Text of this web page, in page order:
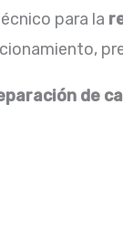
para la
de